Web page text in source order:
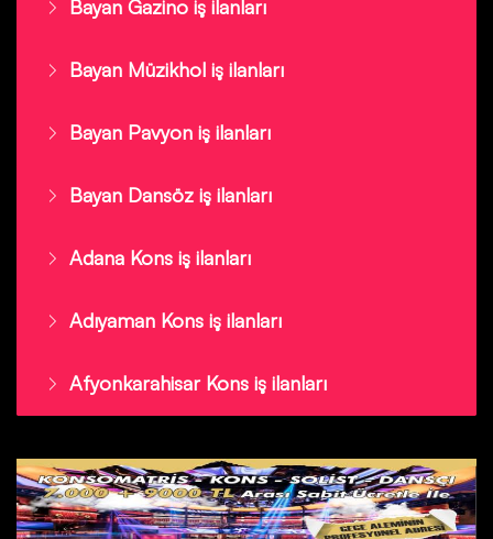
Bayan Gazino iş ilanları
Bayan Müzikhol iş ilanları
Bayan Pavyon iş ilanları
Bayan Dansöz iş ilanları
Adana Kons iş ilanları
Adıyaman Kons iş ilanları
Afyonkarahisar Kons iş ilanları